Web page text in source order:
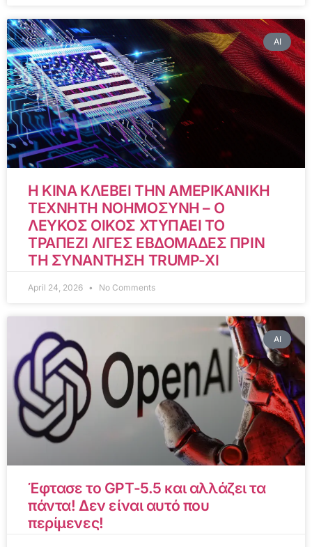
AI
Η ΚΙΝΑ ΚΛΕΒΕΙ ΤΗΝ ΑΜΕΡΙΚΑΝΙΚΗ
ΤΕΧΝΗΤΗ ΝΟΗΜΟΣΥΝΗ – Ο
ΛΕΥΚΟΣ ΟΙΚΟΣ ΧΤΥΠΑΕΙ ΤΟ
ΤΡΑΠΕΖΙ ΛΙΓΕΣ ΕΒΔΟΜΑΔΕΣ ΠΡΙΝ
ΤΗ ΣΥΝΑΝΤΗΣΗ TRUMP-XI
April 24, 2026 No Comments
AI
Έφτασε το GPT-5.5 και αλλάζει τα
πάντα! Δεν είναι αυτό που
περίμενες!